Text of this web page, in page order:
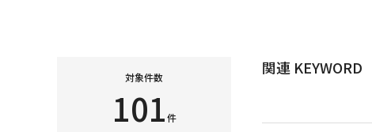
対象件数
101件
関連 KEYWORD